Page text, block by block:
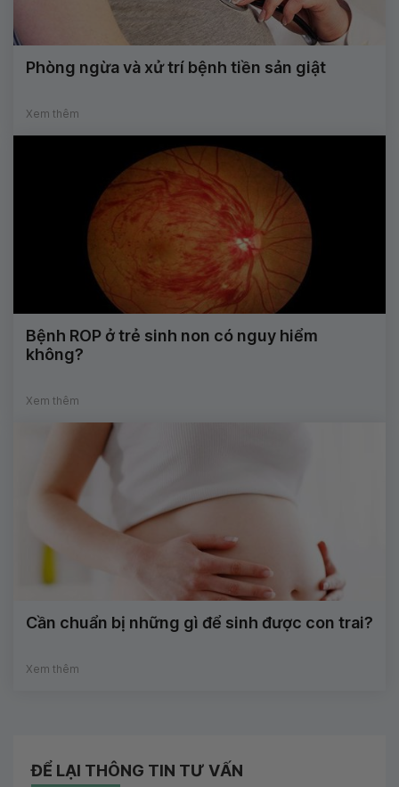
Phòng ngừa và xử trí bệnh tiền sản giật
Xem thêm
Bệnh ROP ở trẻ sinh non có nguy hiểm
không?
Xem thêm
Cần chuẩn bị những gì để sinh được con trai?
Xem thêm
ĐỂ LẠI THÔNG TIN TƯ VẤN